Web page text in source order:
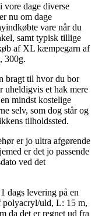
vore dage diverse
nu om dage
vare når du
samt typisk tillige
af XL kæmpegarn af
300g.
bragt til hvor du bor
uheldigvis et hak mere
mindst kostelige
selv, som dog står og
tilholdssted.
er jo ultra afgørende
er det jo passende
ved det
dags levering på en
uld, L: 15 m,
da det er regnet ud fra